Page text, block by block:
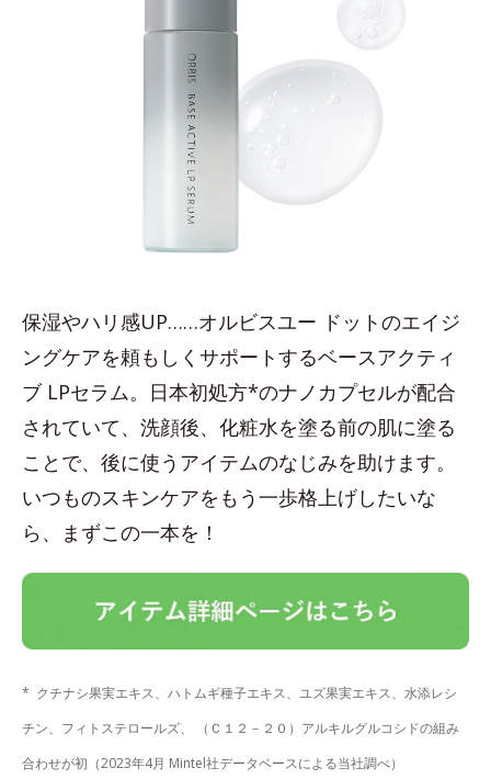
保湿やハリ感UP……オルビスユー ドットのエイジ
ングケアを頼もしくサポートするベースアクティ
ブ LPセラム。日本初処方*のナノカプセルが配合
されていて、洗顔後、化粧水を塗る前の肌に塗る
ことで、後に使うアイテムのなじみを助けます。
いつものスキンケアをもう一歩格上げしたいな
ら、まずこの一本を！
* クチナシ果実エキス、ハトムギ種子エキス、ユズ果実エキス、水添レシ
チン、フィトステロールズ、 （Ｃ１２－２０）アルキルグルコシドの組み
合わせが初（2023年4月 Mintel社データベースによる当社調べ）